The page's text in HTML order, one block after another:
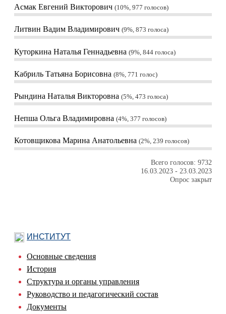
Асмак Евгений Викторович 10%, 977 голосов
Литвин Вадим Владимирович 9%, 873 голоса
Куторкина Наталья Геннадьевна 9%, 844 голоса
Кабриль Татьяна Борисовна 8%, 771 голос
Рындина Наталья Викторовна 5%, 473 голоса
Непша Ольга Владимировна 4%, 377 голосов
Котовщикова Марина Анатольевна 2%, 239 голосов
Всего голосов: 9732
16.03.2023 - 23.03.2023
Опрос закрыт
ИНСТИТУТ
Основные сведения
История
Структура и органы управления
Руководство и педагогический состав
Документы